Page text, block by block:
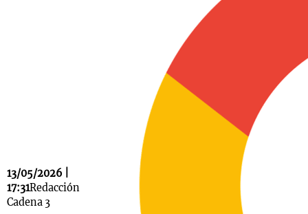
13/05/2026 |
17:31Redacción
Cadena 3
Mundial 2026
La Sole en
Cadena 3